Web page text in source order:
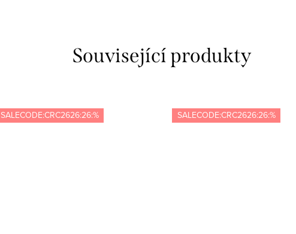
Související produkty
SALECODE:CRC2626:26:% SALECODE:CRC2626:26:%